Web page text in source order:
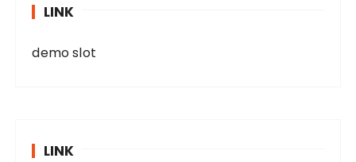
LINK
demo slot
LINK